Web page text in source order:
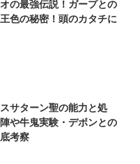
の最強伝説！ガープとの
色の秘密！頭のカタチに
サターン聖の能力と処
や牛鬼実験・デボンとの
考察